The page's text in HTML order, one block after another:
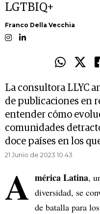
LGTBIQ+
Franco Della Vecchia
La consultora LLYC
de publicaciones en
entender cómo
comunidades
doce países en los
21 Junio de 2023 10.43
A mérica Latina,
diversidad, se
de batalla para